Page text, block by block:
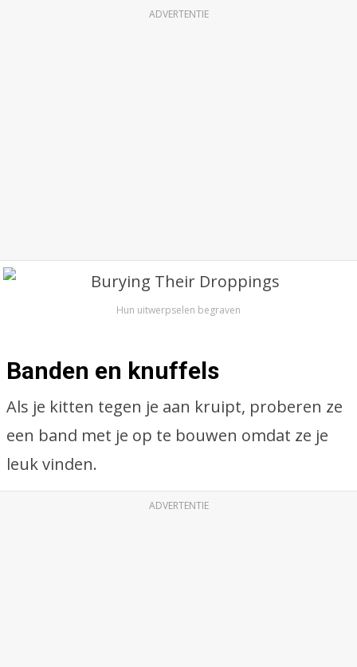
ADVERTENTIE
Hun uitwerpselen begraven
Banden en knuffels
Als je kitten tegen je aan kruipt, proberen ze
een band met je op te bouwen omdat ze je
leuk vinden.
ADVERTENTIE